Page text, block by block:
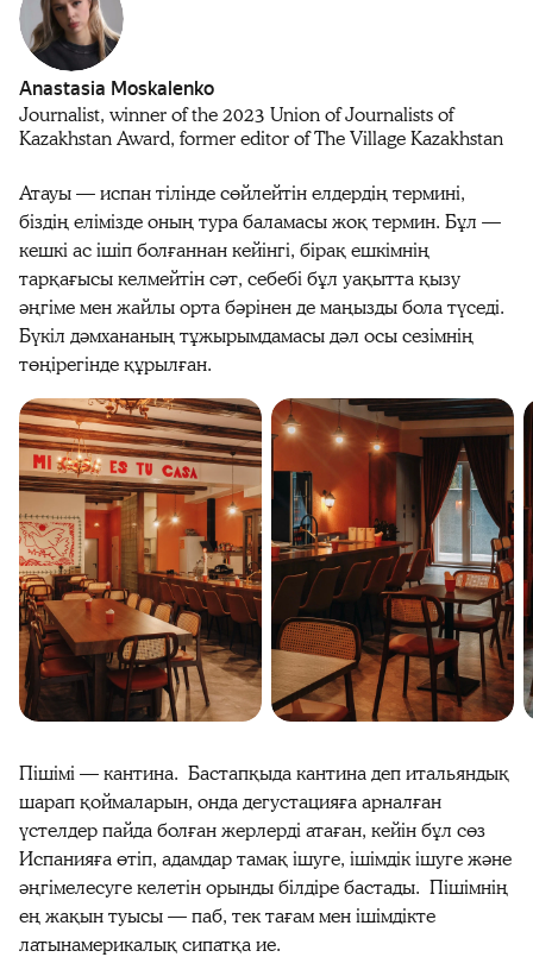
Anastasia Moskalenko
Journalist, winner of the 2023 Union of Journalists of
Kazakhstan Award, former editor of The Village Kazakhstan
Атауы — испан тілінде сөйлейтін елдердің термині,
біздің елімізде оның тура баламасы жоқ термин. Бұл —
кешкі ас ішіп болғаннан кейінгі, бірақ ешкімнің
тарқағысы келмейтін сәт, себебі бұл уақытта қызу
әңгіме мен жайлы орта бәрінен де маңызды бола түседі.
Бүкіл дәмхананың тұжырымдамасы дәл осы сезімнің
төңірегінде құрылған.
Пішімі — кантина. Бастапқыда кантина деп итальяндық
шарап қоймаларын, онда дегустацияға арналған
үстелдер пайда болған жерлерді атаған, кейін бұл сөз
Испанияға өтіп, адамдар тамақ ішуге, ішімдік ішуге және
әңгімелесуге келетін орынды білдіре бастады. Пішімнің
ең жақын туысы — паб, тек тағам мен ішімдікте
латынамерикалық сипатқа ие.